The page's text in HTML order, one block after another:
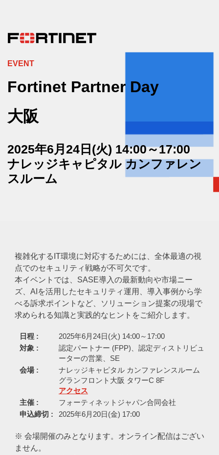
EVENT
Fortinet Partner Day
大阪
2025年6月24日(火) 14:00～17:00
ナレッジキャピタル カンファレン
スルーム
複雑化するIT環境に対応するためには、全体最適の視
点でのセキュリティ戦略が不可欠です。
本イベントでは、SASE導入の最新動向や市場ニー
ズ、AIを活用したセキュリティ運用、導入事例から学
べる訴求ポイントなど、ソリューション提案の現場で
求められる知識と実践的なヒントをご紹介します。
日程 :
2025年6月24日(火) 14:00～17:00
対象 :
認定パートナー (FPP)、認定ディストリビュ
ーターの営業、SE
会場 :
ナレッジキャピタル カンファレンスルーム
グランフロント大阪 タワーC 8F
アクセス
主催 :
フォーティネットジャパン合同会社
申込締切 :
2025年6月20日(金) 17:00
※ 会場開催のみとなります。オンライン配信はござい
ません。